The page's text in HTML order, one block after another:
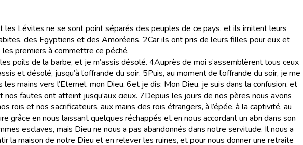
les Lévites ne se sont point séparés des peuples de ce pays, et ils imitent leurs
des Egyptiens et des Amoréens. 2Car ils ont pris de leurs filles pour eux et
premiers à commettre ce péché.
poils de la barbe, et je m’assis désolé. 4Auprès de moi s’assemblèrent tous ceux
et désolé, jusqu’à l’offrande du soir. 5Puis, au moment de l’offrande du soir, je me
mains vers l’Eternel, mon Dieu, 6et je dis: Mon Dieu, je suis dans la confusion, et
fautes ont atteint jusqu’aux cieux. 7Depuis les jours de nos pères nous avons
rois et nos sacrificateurs, aux mains des rois étrangers, à l’épée, à la captivité, au
grâce en nous laissant quelques réchappés et en nous accordant un abri dans son
esclaves, mais Dieu ne nous a pas abandonnés dans notre servitude. Il nous a
la maison de notre Dieu et en relever les ruines, et pour nous donner une retraite